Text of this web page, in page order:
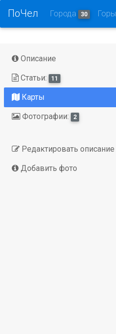
ПоЧел Города 30 Горы
Описание
Статьи: 11
Карты
Фотографии: 2
Редактировать описание
Добавить фото